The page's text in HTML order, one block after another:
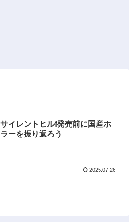
サイレントヒルf発売前に国産ホ
ラーを振り返ろう
2025.07.26